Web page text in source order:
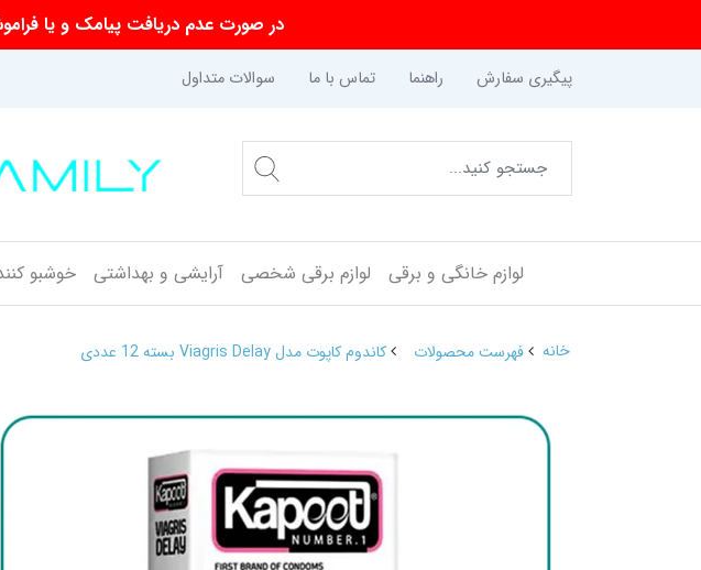
در صورت عدم دریافت پیامک و یا
پیگیری سفارش راهنما تماس با ما سوالات متداول
لوازم خانگی و برقی لوازم برقی شخصی آرایشی و بهداشتی خوشبو
خانه فهرست محصولات کاندوم کاپوت مدل Viagris Delay بسته 12 عددی